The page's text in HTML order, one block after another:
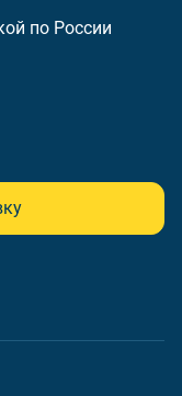
по России